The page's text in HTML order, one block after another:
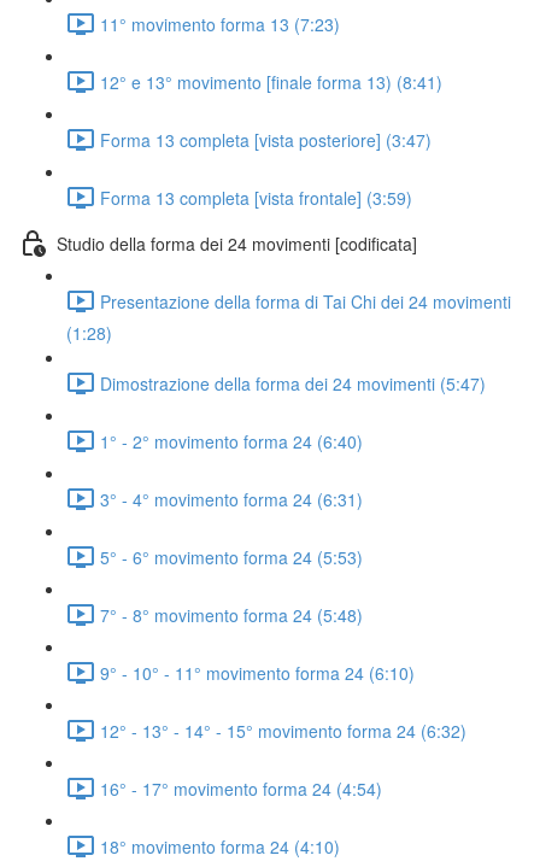
11° movimento forma 13 (7:23)
12° e 13° movimento [finale forma 13) (8:41)
Forma 13 completa [vista posteriore] (3:47)
Forma 13 completa [vista frontale] (3:59)
Studio della forma dei 24 movimenti [codificata]
Presentazione della forma di Tai Chi dei 24 movimenti
(1:28)
Dimostrazione della forma dei 24 movimenti (5:47)
1° - 2° movimento forma 24 (6:40)
3° - 4° movimento forma 24 (6:31)
5° - 6° movimento forma 24 (5:53)
7° - 8° movimento forma 24 (5:48)
9° - 10° - 11° movimento forma 24 (6:10)
12° - 13° - 14° - 15° movimento forma 24 (6:32)
16° - 17° movimento forma 24 (4:54)
18° movimento forma 24 (4:10)